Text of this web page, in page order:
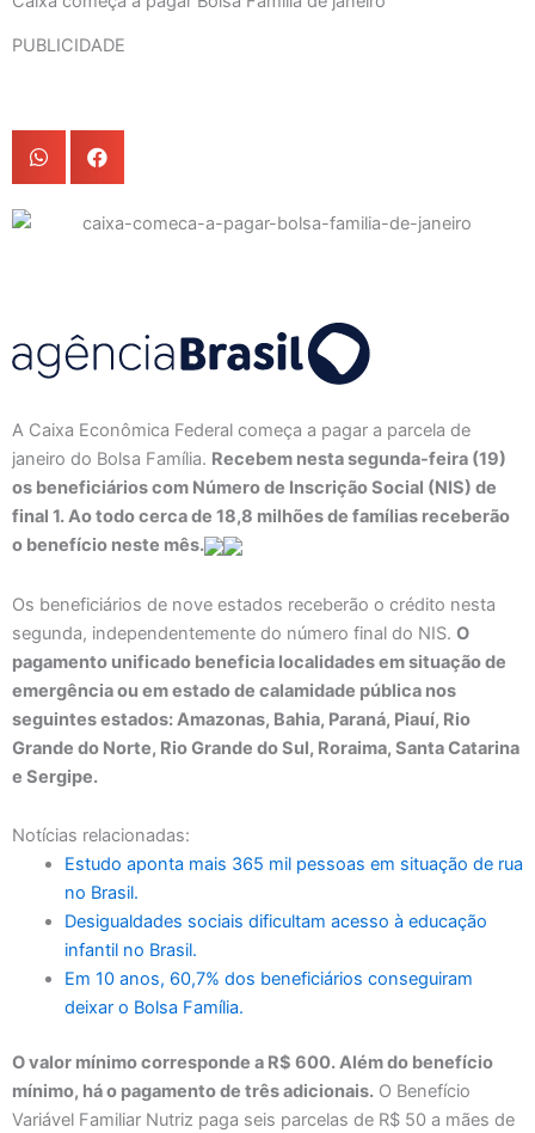
PUBLICIDADE
A Caixa Econômica Federal começa a pagar a parcela de
janeiro do Bolsa Família. Recebem nesta segunda-feira (19)
os beneficiários com Número de Inscrição Social (NIS) de
final 1. Ao todo cerca de 18,8 milhões de famílias receberão
o benefício neste mês.
Os beneficiários de nove estados receberão o crédito nesta
segunda, independentemente do número final do NIS. O
pagamento unificado beneficia localidades em situação de
emergência ou em estado de calamidade pública nos
seguintes estados: Amazonas, Bahia, Paraná, Piauí, Rio
Grande do Norte, Rio Grande do Sul, Roraima, Santa Catarina
e Sergipe.
Notícias relacionadas:
Estudo aponta mais 365 mil pessoas em situação de rua
no Brasil.
Desigualdades sociais dificultam acesso à educação
infantil no Brasil.
Em 10 anos, 60,7% dos beneficiários conseguiram
deixar o Bolsa Família.
O valor mínimo corresponde a R$ 600. Além do benefício
mínimo, há o pagamento de três adicionais. O Benefício
Variável Familiar Nutriz paga seis parcelas de R$ 50 a mães de